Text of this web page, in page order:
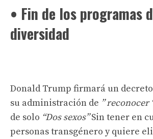
• Fin de los programas
diversidad
Donald Trump firmará un
su administración de ” reconocer
de solo “Dos sexos”Sin tener en
personas transgénero y quiere